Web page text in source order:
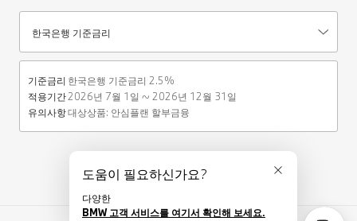
기준금리안내
한국은행 기준금리
기준금리 한국은행 기준금리 2.5%
적용기간2026년 7월 1일 ~ 2026년 12월 31일
유의사항대상상품: 안심플랜 할부금융
닫기
도움이 필요하신가요?
다양한
BMW 고객 서비스를 여기서 확인해 보세요.